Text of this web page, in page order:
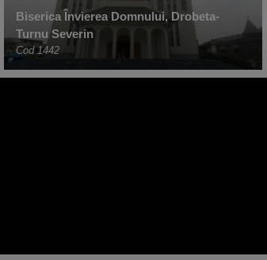
Biserica Învierea Domnului, Drobeta-
Turnu Severin
Cod 1442